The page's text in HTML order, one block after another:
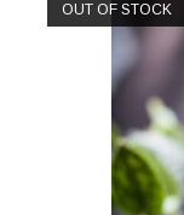
OUT OF STOCK